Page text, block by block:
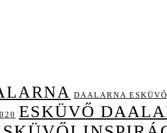
DAALARNA
ESKÜVŐ